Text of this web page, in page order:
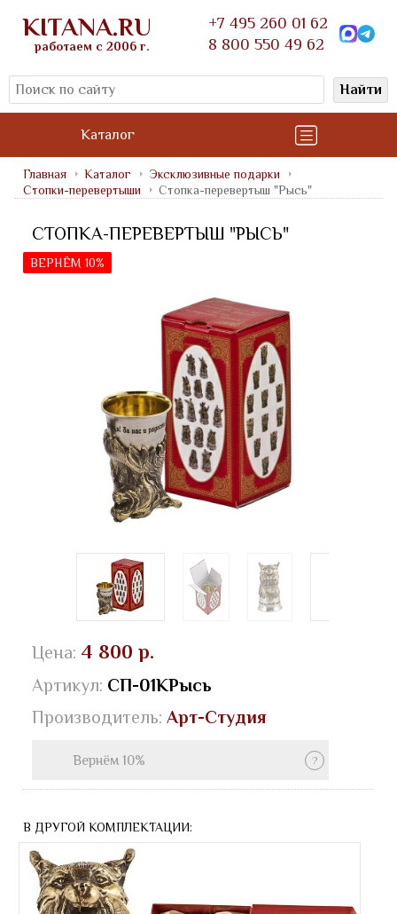
KITANA.RU
работаем с 2006 г.
+7 495 260 01 62
8 800 550 49 62
Найти
Каталог
Главная Каталог
Эксклюзивные подарки
Стопки-перевертыши
Стопка-перевертыш "Рысь"
СТОПКА-ПЕРЕВЕРТЫШ "РЫСЬ"
ВЕРНЁМ 10%
Цена: 4 800 р.
Артикул: СП-01КРысь
Производитель: Арт-Студия
Вернём 10%
В ДРУГОЙ КОМПЛЕКТАЦИИ: